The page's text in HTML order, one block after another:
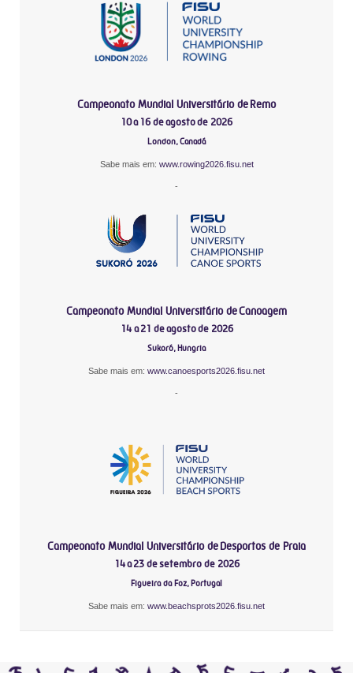
Campeonato Mundial Universitário de Remo
10 a 16 de agosto de 2026
London, Canadá
Sabe mais em: www.rowing2026.fisu.net
-
Campeonato Mundial Universitário de Canoagem
14 a 21 de agosto de 2026
Sukoró, Hungria
Sabe mais em: www.canoesports2026.fisu.net
-
Campeonato Mundial Universitário de Desportos de Praia
14 a 23 de setembro de 2026
Figueira da Foz, Portugal
Sabe mais em: www.beachsprots2026.fisu.net